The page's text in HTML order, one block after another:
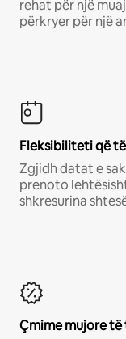
rehat për një
përkryer për një
Fleksibiliteti që
Zgjidh datat e
prenoto
shkresurina
Çmime mujore